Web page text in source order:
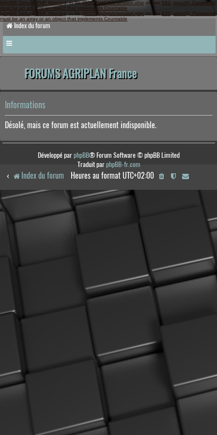
[phpBB Debug] PHP Warning: in file[ROOT]/phpbb/session.php on line 583: sizeof(): Parameter
must be an array or an object that implements Countable
[phpBB Debug] PHP Warning: in file [ROOT]/phpbb/session.php on line 639: sizeof(): Parameter
must be an array or an object that implements Countable
Index du forum
FORUMS AGRIPLAN France
Informations
Désolé, mais ce forum est actuellement indisponible.
Développé parphpBB® Forum Software © phpBB Limited
Traduit parphpBB-fr.com
Index du forum Heures au format UTC+02:00